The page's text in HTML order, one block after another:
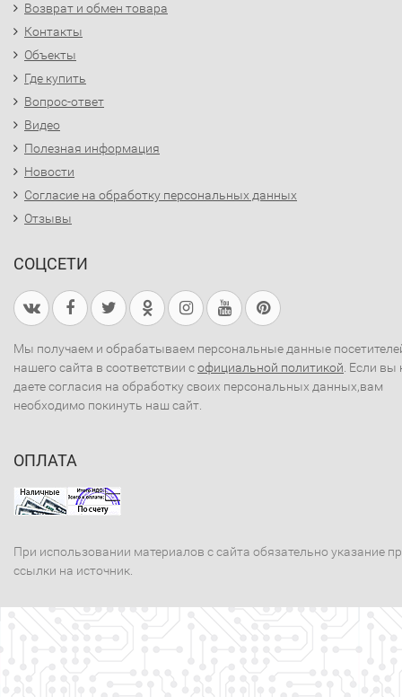
Возврат и обмен товара
Контакты
Объекты
Где купить
Вопрос-ответ
Видео
Полезная информация
Новости
Согласие на обработку персональных данных
Отзывы
СОЦСЕТИ
Мы получаем и обрабатываем персональные данные
нашего сайта в соответствии софициальной политикой . Если вы
даете согласия на обработку своих персональных данных,вам
необходимо покинуть наш сайт.
ОПЛАТА
При использовании материалов с сайта обязательно указание
ссылки на источник.